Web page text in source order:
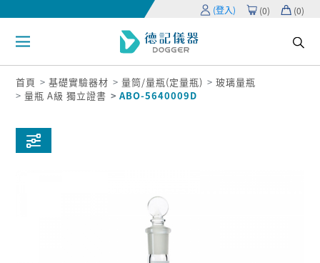
(登入) (0) (0)
首頁 基礎實驗器材 量筒/量瓶(定量瓶)
玻璃量瓶
量瓶 A級 獨立證書
ABO-5640009D